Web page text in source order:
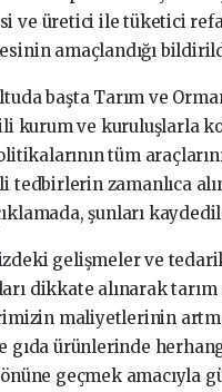
ve üretici ile tüketici
amaçlandığı
başta Tarım ve
kurum ve kuruluşlarla
tüm
tedbirlerin zamanlıca
şunları
gelişmeler ve
dikkate alınarak
maliyetlerinin
gıda ürünlerinde
önüne geçmek amacıyla